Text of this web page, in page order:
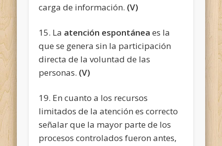
carga de información. (V)
15. La atención espontánea es la
que se genera sin la participación
directa de la voluntad de las
personas. (V)
19. En cuanto a los recursos
limitados de la atención es correcto
señalar que la mayor parte de los
procesos controlados fueron antes,